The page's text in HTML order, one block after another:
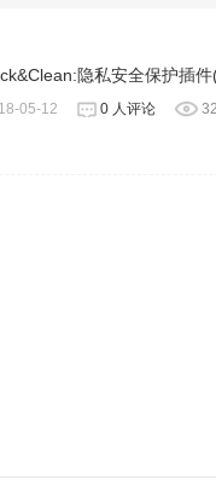
隐私安全保护插
05-12 0 人评论